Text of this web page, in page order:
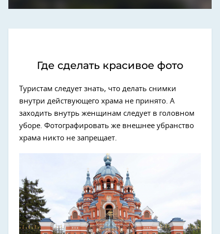
Где сделать красивое фото
Туристам следует знать, что делать снимки
внутри действующего храма не принято. А
заходить внутрь женщинам следует в головном
уборе. Фотографировать же внешнее убранство
храма никто не запрещает.